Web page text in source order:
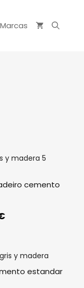
Marcas
cemento
estandar